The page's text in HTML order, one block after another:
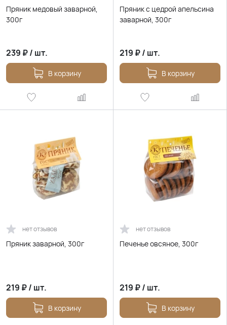
Пряник медовый заварной,
300г
239 ₽/ шт.
В корзину
Пряник с цедрой апельсина
заварной, 300г
219 ₽/ шт.
В корзину
нет отзывов
Пряник заварной, 300г
219 ₽/ шт.
В корзину
нет отзывов
Печенье овсяное, 300г
219 ₽/ шт.
В корзину